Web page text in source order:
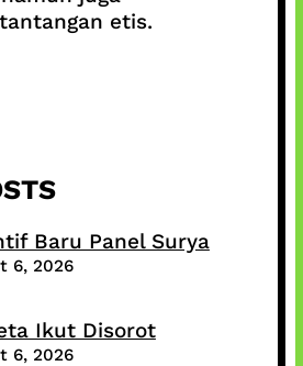
etis.
Baru Panel Surya
6, 2026
Ikut Disorot
6, 2026